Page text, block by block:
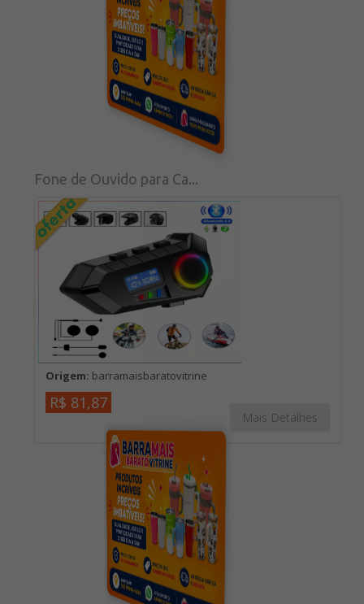
Fone de Ouvido para Ca...
Origem: barramaisbaratovitrine
R$ 81,87
Mais Detalhes